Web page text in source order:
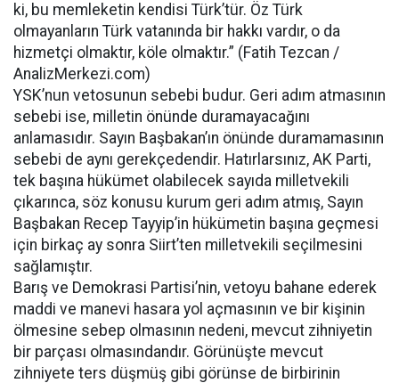
ki, bu memleketin kendisi Türk’tür. Öz Türk
olmayanların Türk vatanında bir hakkı vardır, o da
hizmetçi olmaktır, köle olmaktır.” (Fatih Tezcan /
AnalizMerkezi.com)
YSK’nun vetosunun sebebi budur. Geri adım atmasının
sebebi ise, milletin önünde duramayacağını
anlamasıdır. Sayın Başbakan’ın önünde duramamasının
sebebi de aynı gerekçedendir. Hatırlarsınız, AK Parti,
tek başına hükümet olabilecek sayıda milletvekili
çıkarınca, söz konusu kurum geri adım atmış, Sayın
Başbakan Recep Tayyip’in hükümetin başına geçmesi
için birkaç ay sonra Siirt’ten milletvekili seçilmesini
sağlamıştır.
Barış ve Demokrasi Partisi’nin, vetoyu bahane ederek
maddi ve manevi hasara yol açmasının ve bir kişinin
ölmesine sebep olmasının nedeni, mevcut zihniyetin
bir parçası olmasındandır. Görünüşte mevcut
zihniyete ters düşmüş gibi görünse de birbirinin